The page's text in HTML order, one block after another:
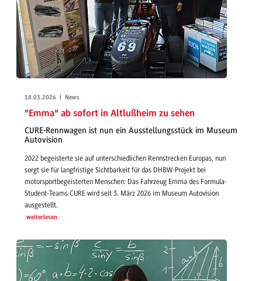
18.03.2026 | News
"Emma" ab sofort in Altlußheim zu sehen
CURE-Rennwagen ist nun ein Ausstellungsstück im Museum
Autovision
2022 begeisterte sie auf unterschiedlichen Rennstrecken Europas, nun
sorgt sie für langfristige Sichtbarkeit für das DHBW-Projekt bei
motorsportbegeisterten Menschen: Das Fahrzeug Emma des Formula-
Student-Teams CURE wird seit 3. März 2026 im Museum Autovision
ausgestellt.
weiterlesen